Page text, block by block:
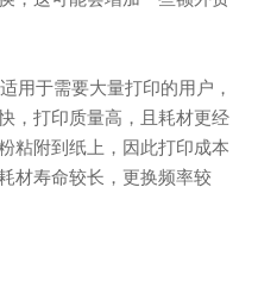
用于需要大量打印的用户，
，打印质量高，且耗材更经
粘附到纸上，因此打印成本
材寿命较长，更换频率较